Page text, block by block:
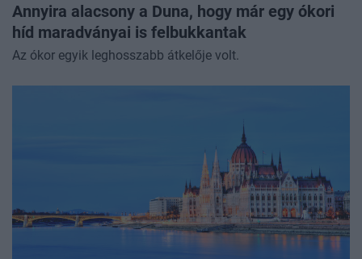
Annyira alacsony a Duna, hogy már egy ókori
híd maradványai is felbukkantak
Az ókor egyik leghosszabb átkelője volt.